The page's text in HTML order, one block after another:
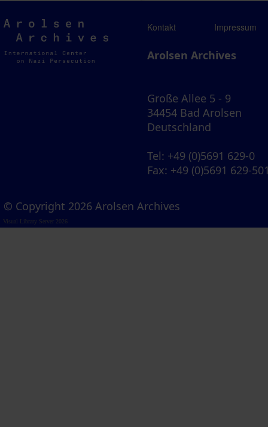
Arolsen
Archives
Kontakt Impressum
Arolsen Archives
Große Allee 5 - 9
34454 Bad Arolsen
Deutschland
Tel: +49 (0)5691 629-0
Fax: +49 (0)5691 629-
© Copyright 2026 Arolsen Archives
Visual Library Server 2026